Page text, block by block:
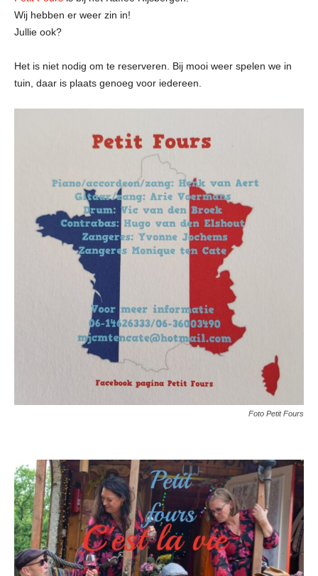
Wij hebben er weer zin in!
Jullie ook?
Het is niet nodig om te reserveren. Bij mooi weer spelen we in
tuin, daar is plaats genoeg voor iedereen.
Foto Petit Fours